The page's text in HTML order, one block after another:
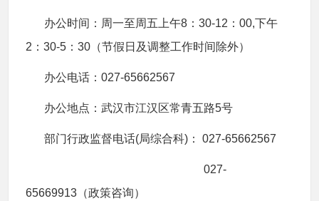
办公时间：周一至周五上午8：30-12：00,下午
2：30-5：30（节假日及调整工作时间除外）
办公电话：027-65662567
办公地点：武汉市江汉区常青五路5号
部门行政监督电话(局综合科)： 027-65662567
027-
65669913（政策咨询）